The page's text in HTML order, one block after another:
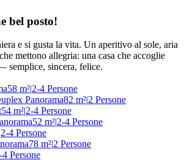
bel posto!
e si gusta la vita. Un aperitivo al sole, aria
mettono allegria: una casa che accoglie
semplice, sincera, felice.
58 m²|2-4 Persone
Panorama82 m²|2 Persone
54 m²|2-4 Persone
52 m²|2-4 Persone
2-4 Persone
78 m²|2 Persone
4 Persone